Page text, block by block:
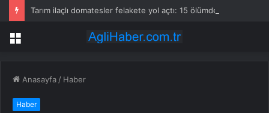
Menü
Anasayfa / Haber
Haber